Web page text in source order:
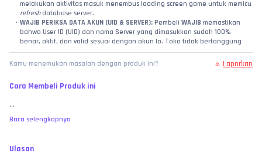
refresh database server.
WAJIB PERIKSA DATA AKUN (UID & SERVER): Pembeli WAJIB memastikan
bahwa User ID (UID) dan nama Server yang dimasukkan sudah 100%
benar, aktif, dan valid sesuai dengan akun lo. Toko tidak bertanggung
jawab, tidak melayani komplain, dan TIDAK ADA REFUND jika item gagal
masuk atau salah kirim ke akun lain akibat kelalaian pembeli dalam
Kamu menemukan masalah dengan produk ini? Laporkan
Cara Membeli Produk ini
...
Baca selengkapnya
Ulasan